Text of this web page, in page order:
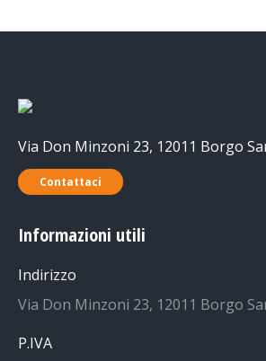
Via Don Minzoni 23, 12011 Borgo
Contattaci
Informazioni utili
Indirizzo
Via Don Minzoni 23, 12011 Borgo
P.IVA